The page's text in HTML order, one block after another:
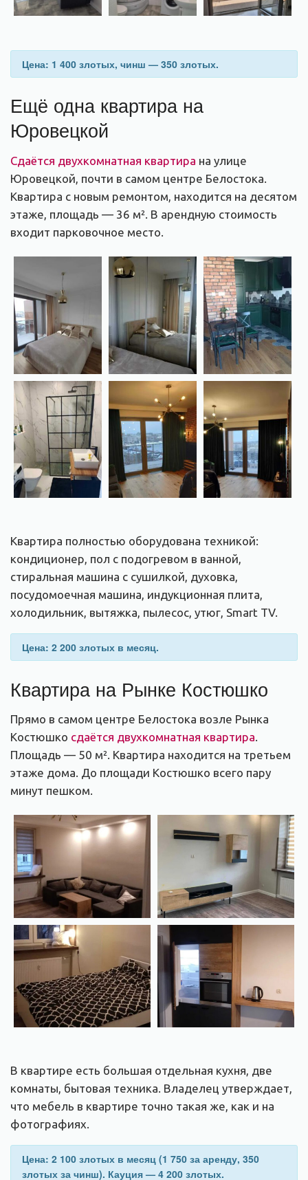
Цена: 1 400 злотых, чинш — 350 злотых.
Ещё одна квартира на
Юровецкой
Сдаётся двухкомнатная квартира на улице
Юровецкой, почти в самом центре Белостока.
Квартира с новым ремонтом, находится на десятом
этаже, площадь — 36 м². В арендную стоимость
входит парковочное место.
Квартира полностью оборудована техникой:
кондиционер, пол с подогревом в ванной,
стиральная машина с сушилкой, духовка,
посудомоечная машина, индукционная плита,
холодильник, вытяжка, пылесос, утюг, Smart TV.
Цена: 2 200 злотых в месяц.
Квартира на Рынке Костюшко
Прямо в самом центре Белостока возле Рынка
Костюшко сдаётся двухкомнатная квартира.
Площадь — 50 м². Квартира находится на третьем
этаже дома. До площади Костюшко всего пару
минут пешком.
В квартире есть большая отдельная кухня, две
комнаты, бытовая техника. Владелец утверждает,
что мебель в квартире точно такая же, как и на
фотографиях.
Цена: 2 100 злотых в месяц (1 750 за аренду, 350
злотых за чинш). Кауция — 4 200 злотых.